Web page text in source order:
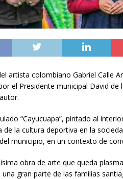
artista colombiano Gabriel Calle
el Presidente municipal David
“Cayucuapa”, pintado al
de la cultura deportiva en la
municipio, en un contexto de
obra de arte que queda
una gran parte de las familias